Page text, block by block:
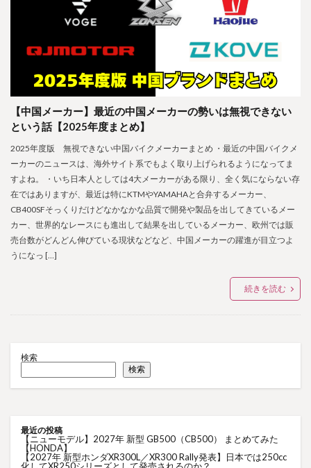
【中国メーカー】最近の中国メーカーの勢いは無視できない
という話【2025年度まとめ】
2025年度版 無視できない中国バイクメーカーまとめ ・最近の中国バイクメ
ーカーのニュースは、海外サイト系でもよく取り上げられるようになってま
すよね。 ・いち日本人としては4大メーカーがある限り、全く気にならない存
在ではありますが、最近は特にKTMやYAMAHAと合弁するメーカー、
CB400SFそっくりだけどなかなかな品質で開発や製品を出してきているメー
カー、世界的なレースにも進出して結果を出しているメーカー、欧州では販
売台数がどんどん伸びている現状などなど、中国メーカーの躍進が目立つよ
うになっ […]
続きを読む
検索
検索
最近の投稿
【ニューモデル】2027年 新型 GB500（CB500） まとめてみた
【HONDA】
【2027年 新型ホンダXR300L／XR300 Rally発表】日本では250cc